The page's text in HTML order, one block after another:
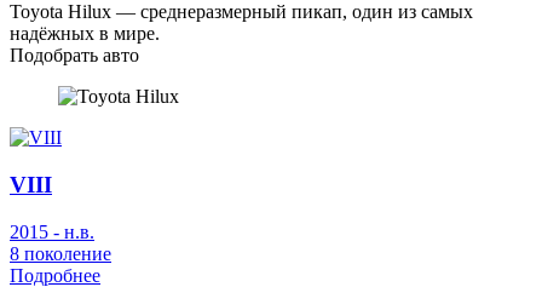
Toyota Hilux — среднеразмерный пикап, один из самых
надёжных в мире.
Подобрать авто
VIII
2015 - н.в.
8 поколение
Подробнее